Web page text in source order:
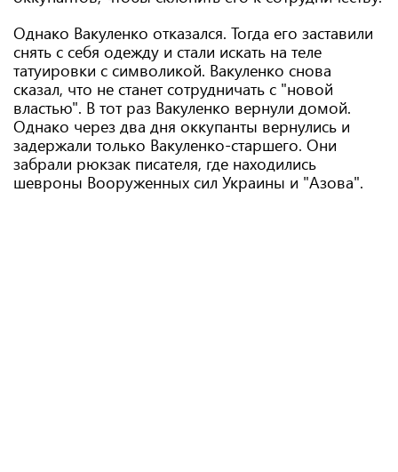
Однако Вакуленко отказался. Тогда его заставили
снять с себя одежду и стали искать на теле
татуировки с символикой. Вакуленко снова
сказал, что не станет сотрудничать с "новой
властью". В тот раз Вакуленко вернули домой.
Однако через два дня оккупанты вернулись и
задержали только Вакуленко-старшего. Они
забрали рюкзак писателя, где находились
шевроны Вооруженных сил Украины и "Азова".